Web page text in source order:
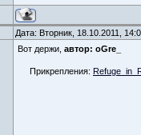
Дата: Вторник, 18.10.2011,
Вот держи, автор: oGre_
Прикрепления: